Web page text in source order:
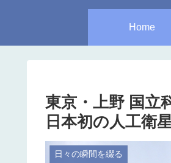
Home
東京・上野 国立
日本初の人工衛
日々の瞬間を綴る